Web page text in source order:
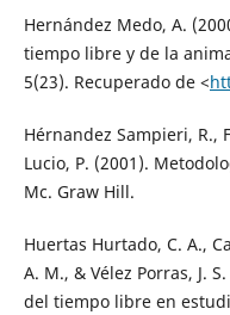
Hernández Medo, A.
tiempo libre y de la
5(23). Recuperado de <
Hérnandez Sampieri, R.,
Lucio, P. (2001).
Mc. Graw Hill.
Huertas Hurtado, C. A.,
A. M., & Vélez Porras, J.
del tiempo libre en